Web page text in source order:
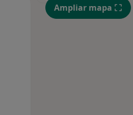
Qui, Sex,
14 Ago
Ampliar mapa